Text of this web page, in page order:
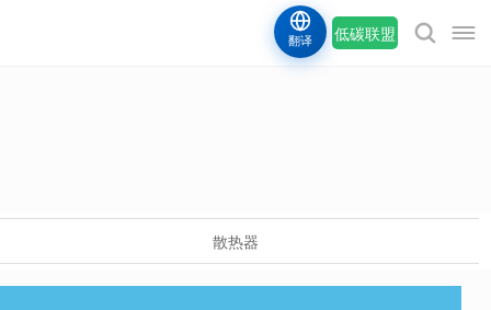
低碳联盟
翻译
散热器